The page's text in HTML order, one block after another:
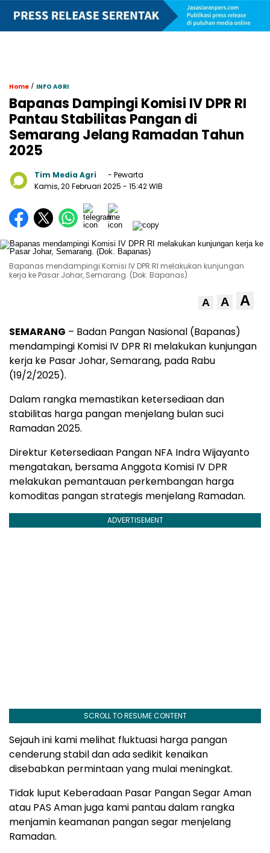
Home / INFO AGRI
Bapanas Dampingi Komisi IV DPR RI
Pantau Stabilitas Pangan di
Semarang Jelang Ramadan Tahun
2025
Tim Media Agri
- Pewarta
Kamis, 20 Februari 2025 - 15:42 WIB
Bapanas mendampingi Komisi IV DPR RI melakukan kunjungan
kerja ke Pasar Johar, Semarang. (Dok. Bapanas)
A A A
SEMARANG – Badan Pangan Nasional (Bapanas)
mendampingi Komisi IV DPR RI melakukan kunjungan
kerja ke Pasar Johar, Semarang, pada Rabu
(19/2/2025).
Dalam rangka memastikan ketersediaan dan
stabilitas harga pangan menjelang bulan suci
Ramadan 2025.
Direktur Ketersediaan Pangan NFA Indra Wijayanto
mengatakan, bersama Anggota Komisi IV DPR
melakukan pemantauan perkembangan harga
komoditas pangan strategis menjelang Ramadan.
ADVERTISEMENT
SCROLL TO RESUME CONTENT
Sejauh ini kami melihat fluktuasi harga pangan
cenderung stabil dan ada sedikit kenaikan
disebabkan permintaan yang mulai meningkat.
Tidak luput Keberadaan Pasar Pangan Segar Aman
atau PAS Aman juga kami pantau dalam rangka
menjamin keamanan pangan segar menjelang
Ramadan.